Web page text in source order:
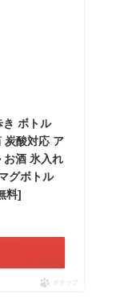
き ボトル
炭酸対応 ア
お酒 氷入れ
グボトル
料]
ポチップ